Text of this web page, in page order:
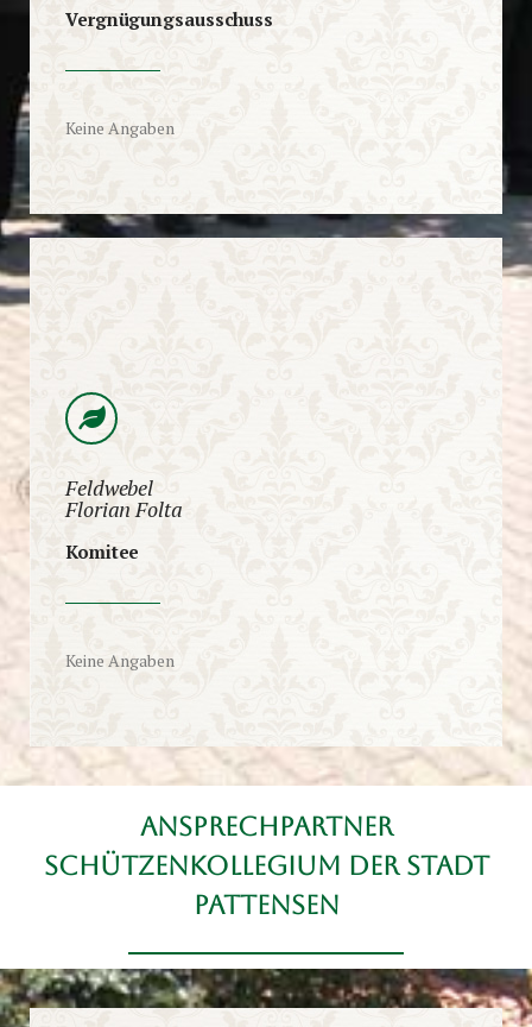
Vergnügungsausschuss
Keine Angaben
Feldwebel
Florian Folta
Komitee
Keine Angaben
Ansprechpartner
Schützenkollegium der Stadt
Pattensen